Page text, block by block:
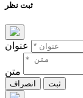
ثبت نظر
عنوان
متن
انصراف ثبت